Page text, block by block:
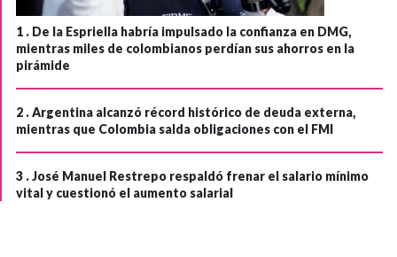
1 . De la Espriella habría impulsado la confianza en DMG,
mientras miles de colombianos perdían sus ahorros en la
pirámide
2 .Argentina alcanzó récord histórico de deuda externa,
mientras que Colombia salda obligaciones con el FMI
3 .José Manuel Restrepo respaldó frenar el salario mínimo
vital y cuestionó el aumento salarial